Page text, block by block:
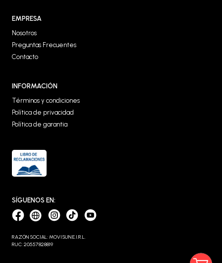
EMPRESA
Nosotros
Preguntas Frecuentes
Contacto
INFORMACIÓN
Términos y condiciones
Política de privacidad
Política de garantia
SÍGUENOS EN:
RAZÓN SOCIAL: MOVISUN E.I.R.L.
RUC: 20557828819